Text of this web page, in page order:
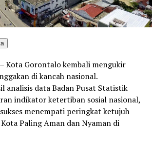
Lantik Dewas dan Direktur Perumdam
Jabatan 2025–2030
Kota Gorontalo kembali mengukir
di kancah nasional.
analisis data Badan Pusat Statistik
indikator ketertiban sosial nasional,
menempati peringkat ketujuh
Paling Aman dan Nyaman di